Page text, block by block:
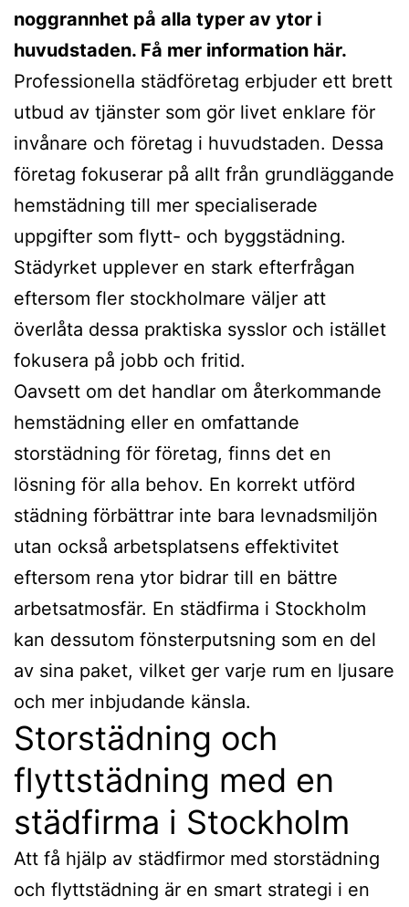
noggrannhet på alla typer av ytor i
huvudstaden. Få mer information här.
Professionella städföretag erbjuder ett brett
utbud av tjänster som gör livet enklare för
invånare och företag i huvudstaden. Dessa
företag fokuserar på allt från grundläggande
hemstädning till mer specialiserade
uppgifter som flytt- och byggstädning.
Städyrket upplever en stark efterfrågan
eftersom fler stockholmare väljer att
överlåta dessa praktiska sysslor och istället
fokusera på jobb och fritid.
Oavsett om det handlar om återkommande
hemstädning eller en omfattande
storstädning för företag, finns det en
lösning för alla behov. En korrekt utförd
städning förbättrar inte bara levnadsmiljön
utan också arbetsplatsens effektivitet
eftersom rena ytor bidrar till en bättre
arbetsatmosfär. En städfirma i Stockholm
kan dessutom fönsterputsning som en del
av sina paket, vilket ger varje rum en ljusare
och mer inbjudande känsla.
Storstädning och
flyttstädning med en
städfirma i Stockholm
Att få hjälp av städfirmor med storstädning
och flyttstädning är en smart strategi i en